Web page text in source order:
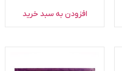
افزودن به سبد خرید